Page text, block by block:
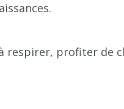
respirer, profiter de